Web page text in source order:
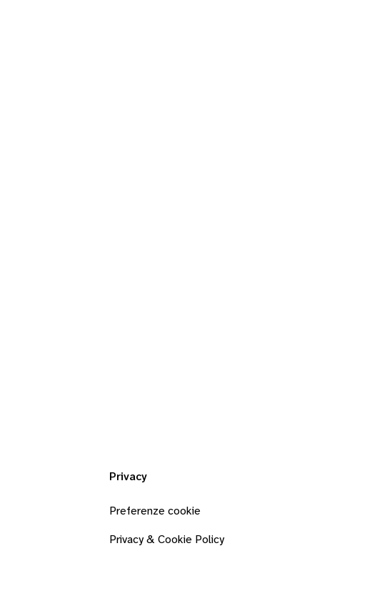
Privacy
Preferenze cookie
Privacy & Cookie Policy